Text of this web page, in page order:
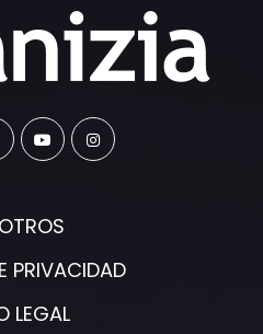
PRIVACIDAD
LEGAL